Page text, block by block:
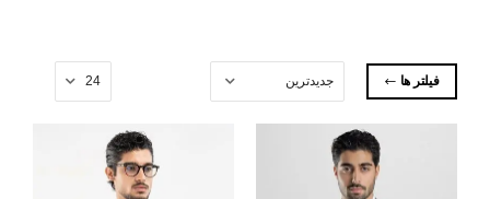
فیلتر ها